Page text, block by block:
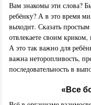
Вам знакомы эти слова?
ребёнку? А в это время
выходит. Сказать
отвлекаете своим криком,
А это так важно для
важна неторопливость,
последовательность в
«Все